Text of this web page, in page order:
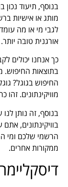
בנוסף, תיעוד נכון
מותג או אישיות
לגבי מי או מה
אורגנית טובה יותר.
בתוצאות החיפוש.
החיפוש בגוגל?
מוויקינתונים. זהו
בנוסף, זה נותן
בוויקינתונים,
הרשמי שלכם ומי
ממקורות אחרים.